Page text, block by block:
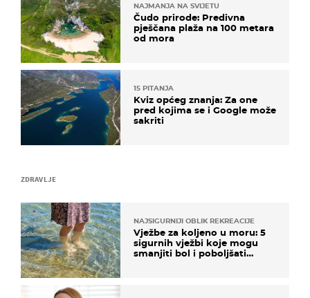
ZDRAVLJE
NAJSIGURNIJI OBLIK REKREACIJE
Vježbe za koljeno u moru: 5
sigurnih vježbi koje mogu
smanjiti bol i poboljšati
NAJMANJA NA SVIJETU
Čudo prirode: Predivna
pješčana plaža na 100 metara
od mora
15 PITANJA
Kviz općeg znanja: Za one
pred kojima se i Google može
sakriti